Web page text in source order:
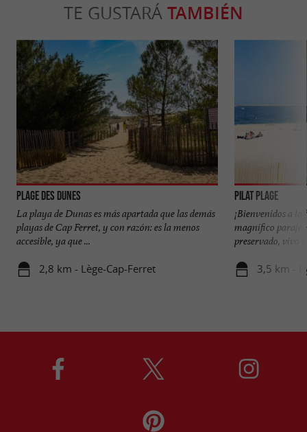
TE GUSTARÁ TAMBIÉN
Plage des Dunes
La playa de Dunas es más apartada que las demás
playas de Cap Ferret, y con razón: es la menos
accesible, ya que ...
2,8 km - Lège-Cap-Ferret
Pilat Plage
¡Bienvenidos a
magnífico paraje
preservado, vivo
3,5 km -